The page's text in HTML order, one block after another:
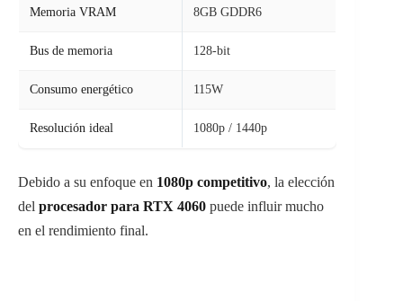
Memoria VRAM 8GB GDDR6
Bus de memoria 128-bit
Consumo energético 115W
Resolución ideal 1080p / 1440p
Debido a su enfoque en 1080p competitivo, la elección
del procesador para RTX 4060 puede influir mucho
en el rendimiento final.